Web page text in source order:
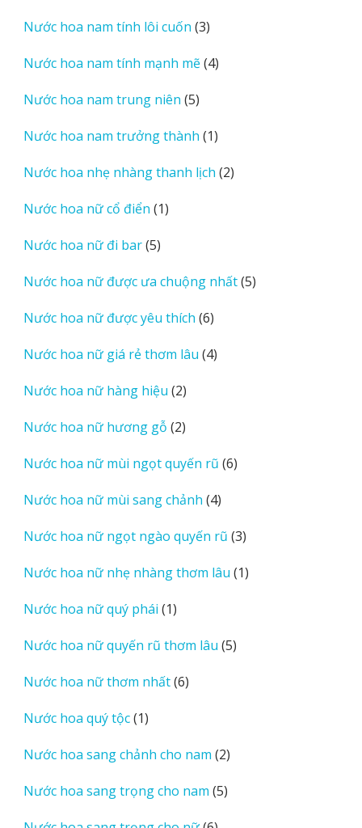
phẩm
Nước hoa nam tính lôi cuốn 33
phẩm
Nước hoa nam tính mạnh mẽ 44
Nước hoa nam trung niên 55
phẩm
Nước hoa nam trưởng thành 11
phẩm
Nước hoa nhẹ nhàng thanh lịch 22
Nước hoa nữ cổ điển 11
Nước hoa nữ đi bar 55
phẩm
Nước hoa nữ được ưa chuộng nhất 55
Nước hoa nữ được yêu thích 66
phẩm
Nước hoa nữ giá rẻ thơm lâu 44
Nước hoa nữ hàng hiệu 22
phẩm
Nước hoa nữ hương gỗ 22
phẩm
Nước hoa nữ mùi ngọt quyến rũ 66
Nước hoa nữ mùi sang chảnh 44
phẩm
Nước hoa nữ ngọt ngào quyến rũ 33
phẩm
Nước hoa nữ nhẹ nhàng thơm lâu 11
Nước hoa nữ quý phái 11
phẩm
Nước hoa nữ quyến rũ thơm lâu 55
Nước hoa nữ thơm nhất 66
Nước hoa quý tộc 11
phẩm
Nước hoa sang chảnh cho nam 22
phẩm
Nước hoa sang trọng cho nam 55